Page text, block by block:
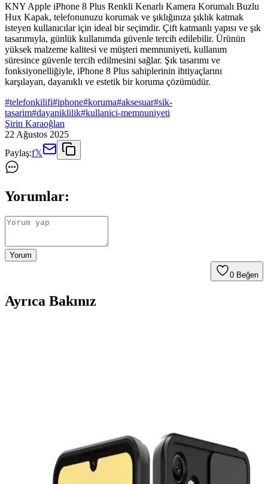
KNY Apple iPhone 8 Plus Renkli Kenarlı Kamera Korumalı Buzlu
Hux Kapak, telefonunuzu korumak ve şıklığınıza şıklık katmak
isteyen kullanıcılar için ideal bir seçimdir. Çift katmanlı yapısı ve şık
tasarımıyla, günlük kullanımda güvenle tercih edilebilir. Ürünün
yüksek malzeme kalitesi ve müşteri memnuniyeti, kullanım
süresince güvenle tercih edilmesini sağlar. Şık tasarımı ve
fonksiyonelliğiyle, iPhone 8 Plus sahiplerinin ihtiyaçlarını
karşılayan, dayanıklı ve estetik bir koruma çözümüdür.
#telefonkilifi#iphone#koruma#aksesuar#sik-
tasarim#dayaniklilik#kullanici-memnuniyeti
Şirin Karaoğlan
22 Ağustos 2025
Paylaş:f𝕏
Yorumlar:
Yorum
0 Beğen
Ayrıca Bakınız
Çikolata ve Şeffaf Ayıcık Tasarımları
İşte iPhone 11 kullanıcılarının beğenisini kazanan Go Aksesuar'ın
Çikolata ve Şeffaf Ayıcık tasarımlı silikon kılıflarının detaylı
karşılaştırması. Koruma ve şıklığı bir arada sunan bu ürünler